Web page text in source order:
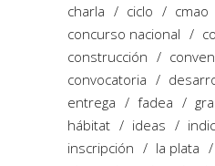
charla
ciclo cmao
concurso nacional
construcción
convocatoria
entrega
fadea
hábitat
ideas
inscripción
la plata